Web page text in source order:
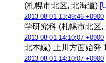
(札幌市北区, 北海道)
2013-08-01 13:49:46 +0900
学研究科 (札幌市北区,
2013-08-01 14:10:07 +0900
北本線) 上川方面始発
2013-08-01 14:10:07 +0900